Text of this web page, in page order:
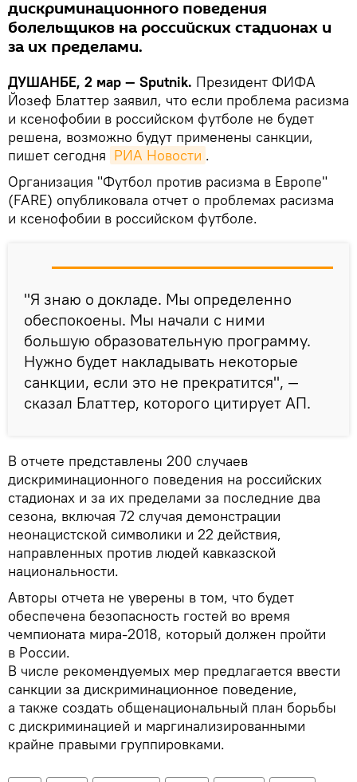
дискриминационного поведения
болельщиков на российских стадионах и
за их пределами.
ДУШАНБЕ, 2 мар — Sputnik. Президент ФИФА
Йозеф Блаттер заявил, что если проблема расизма
и ксенофобии в российском футболе не будет
решена, возможно будут применены санкции,
пишет сегодня РИА Новости .
Организация "Футбол против расизма в Европе"
(FARE) опубликовала отчет о проблемах расизма
и ксенофобии в российском футболе.
"Я знаю о докладе. Мы определенно
обеспокоены. Мы начали с ними
большую образовательную программу.
Нужно будет накладывать некоторые
санкции, если это не прекратится", —
сказал Блаттер, которого цитирует АП.
В отчете представлены 200 случаев
дискриминационного поведения на российских
стадионах и за их пределами за последние два
сезона, включая 72 случая демонстрации
неонацистской символики и 22 действия,
направленных против людей кавказской
национальности.
Авторы отчета не уверены в том, что будет
обеспечена безопасность гостей во время
чемпионата мира-2018, который должен пройти
в России.
В числе рекомендуемых мер предлагается ввести
санкции за дискриминационное поведение,
а также создать общенациональный план борьбы
с дискриминацией и маргинализированными
крайне правыми группировками.